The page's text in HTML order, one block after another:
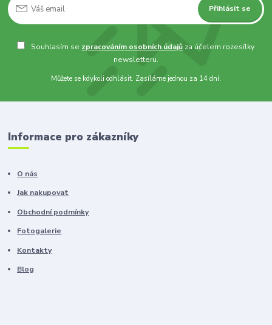
Přihlásit se
Souhlasím se zpracováním osobních údajů za účelem rozesílky
newsletteru.
Můžete se kdykoli odhlásit. Zasíláme jednou za 14 dní.
Informace pro zákazníky
O nás
Jak nakupovat
Obchodní podmínky
Fotogalerie
Kontakty
Blog